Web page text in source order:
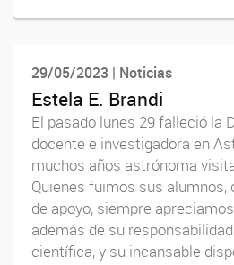
29/05/2023 | Noticias
Estela E. Brandi
El pasado lunes 29 falleció la
docente e investigadora en
muchos años astrónoma
Quienes fuimos sus alumnos,
de apoyo, siempre
además de su
científica, y su incansable